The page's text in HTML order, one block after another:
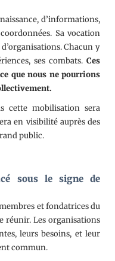
d’informations,
Sa vocation
Chacun y
ses combats. Ces
que nous ne pourrions
cette mobilisation sera
en visibilité auprès des
public.
sous le signe de
et fondatrices du
réunir. Les organisations
leurs besoins, et leur
commun.